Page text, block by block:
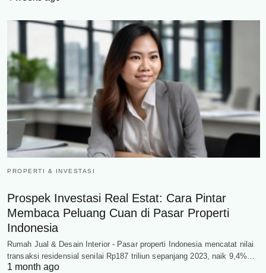
PROPERTI & INVESTASI
Prospek Investasi Real Estat: Cara Pintar
Membaca Peluang Cuan di Pasar Properti
Indonesia
Rumah Jual & Desain Interior - Pasar properti Indonesia mencatat nilai
transaksi residensial senilai Rp187 triliun sepanjang 2023, naik 9,4%…
1 month ago